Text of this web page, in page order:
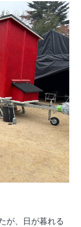
が、日が暮れる